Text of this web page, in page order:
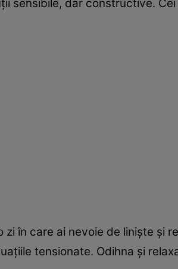
sensibile, dar constructive.
zi în care ai nevoie de liniște și
tensionate. Odihna și